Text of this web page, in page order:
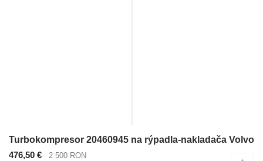
Turbokompresor 20460945 na rýpadla-nakladača Volvo
476,50 €
2 500 RON